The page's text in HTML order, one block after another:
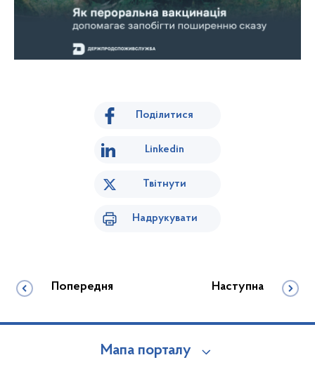
Поділитися
Linkedin
Твітнути
Надрукувати
Попередня Наступна
Мапа порталу